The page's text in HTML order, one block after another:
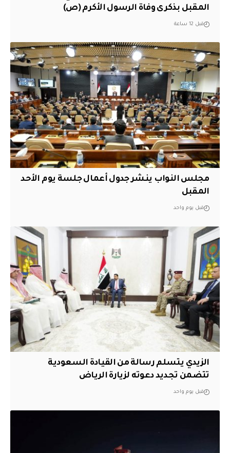
المقبل بذكرى وفاة الرسول الأكرم (ص)
قبل 12 ساعة
مجلس النواب ينشر جدول أعمال جلسة يوم الأحد
المقبل
قبل يوم واحد
الزيدي يتسلم رسالة من القيادة السعودية
تتضمن تجديد دعوته لزيارة الرياض
قبل يوم واحد